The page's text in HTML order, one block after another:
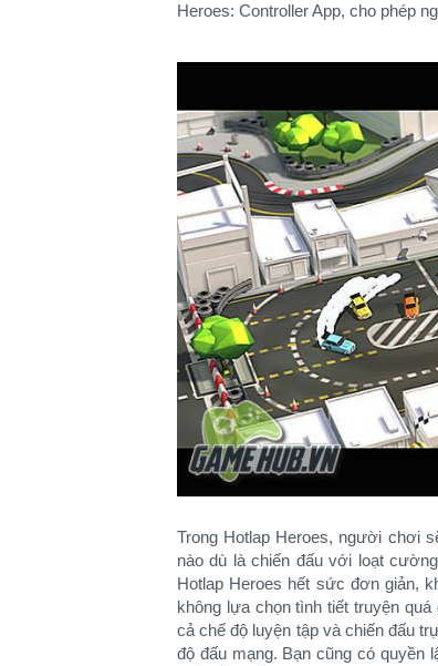
Heroes: Controller App, cho phép
Trong Hotlap Heroes, người chơi
nào dù là chiến đấu với loạt
Hotlap Heroes hết sức đơn giản,
không lựa chọn tình tiết truyện
cả chế độ luyện tập và chiến đấu
độ đấu mạng. Bạn cũng có quyền